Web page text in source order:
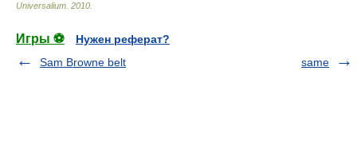
Universalium 2010
Игры ⚽
Нужен реферат?
Sam Browne belt
same